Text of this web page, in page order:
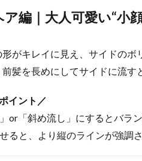
編｜大人可愛い“小
がキレイに見え、サイドの
髪を長めにしてサイドに流す
イント／
or「斜め流し」にするとバラ
ると、より縦のラインが強調